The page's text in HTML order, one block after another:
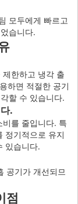
모두에게 빠르고
습니다.
한하고 냉각 출
하면 적절한 공기
할 수 있습니다.
.
를 줄입니다. 특
정기적으로 유지
있습니다.
공기가 개선되므
점